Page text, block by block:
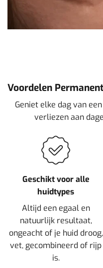
Voordelen
Geniet elke dag van
verliezen aan
Geschikt voor alle
huidtypes
Altijd een egaal en
natuurlijk resultaat,
ongeacht of je huid droog,
vet, gecombineerd of rijp
is.